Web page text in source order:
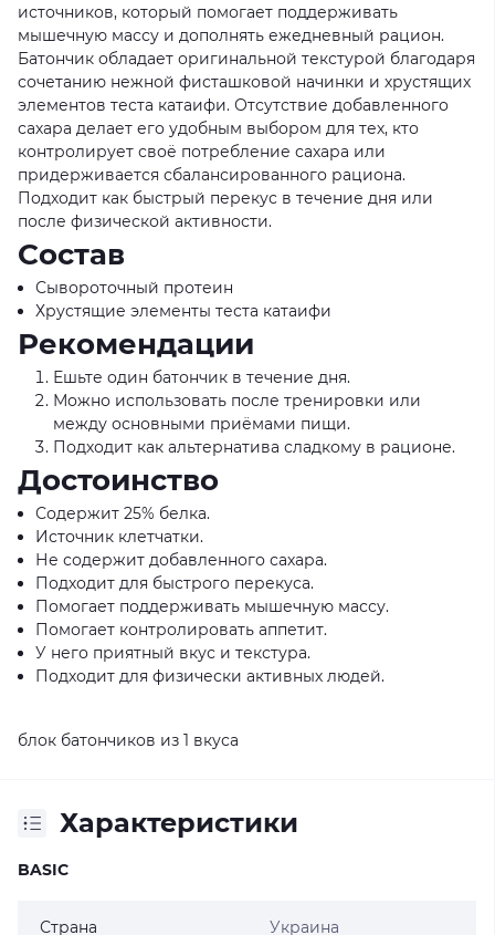
источников, который помогает поддерживать
мышечную массу и дополнять ежедневный рацион.
Батончик обладает оригинальной текстурой благодаря
сочетанию нежной фисташковой начинки и хрустящих
элементов теста катаифи. Отсутствие добавленного
сахара делает его удобным выбором для тех, кто
контролирует своё потребление сахара или
придерживается сбалансированного рациона.
Подходит как быстрый перекус в течение дня или
после физической активности.
Состав
Сывороточный протеин
Хрустящие элементы теста катаифи
Рекомендации
Ешьте один батончик в течение дня.
Можно использовать после тренировки или
между основными приёмами пищи.
Подходит как альтернатива сладкому в рационе.
Достоинство
Содержит 25% белка.
Источник клетчатки.
Не содержит добавленного сахара.
Подходит для быстрого перекуса.
Помогает поддерживать мышечную массу.
Помогает контролировать аппетит.
У него приятный вкус и текстура.
Подходит для физически активных людей.
блок батончиков из 1 вкуса
Характеристики
BASIC
Страна Украина